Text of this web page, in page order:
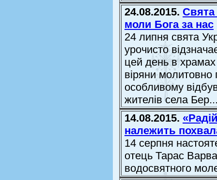
24.08.2015. Свята
моли Бога за нас
24 липня свята
урочисто
цей день в храмах
віряни молитовно
особливому
жителів села
14.08.2015.
належить
14 серпня
отець Тарас
водосвятного